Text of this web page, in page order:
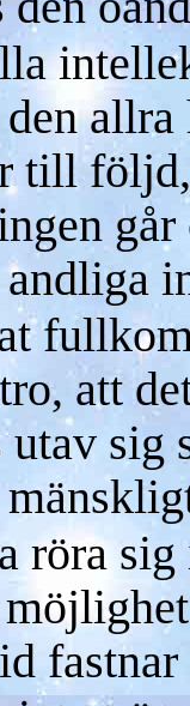
den
till
går
att
utav sig
röra
fastnar